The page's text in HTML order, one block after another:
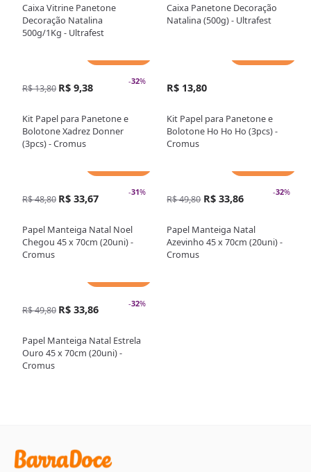
Caixa Vitrine Panetone
Decoração Natalina
500g/1Kg - Ultrafest
Caixa Panetone Decoração
Natalina (500g) - Ultrafest
-32%
R$ 13,80 R$ 9,38
Kit Papel para Panetone e
Bolotone Xadrez Donner
(3pcs) - Cromus
R$ 13,80
Kit Papel para Panetone e
Bolotone Ho Ho Ho (3pcs) -
Cromus
-31%
R$ 48,80 R$ 33,67
Papel Manteiga Natal Noel
Chegou 45 x 70cm (20uni) -
Cromus
-32%
R$ 49,80 R$ 33,86
Papel Manteiga Natal
Azevinho 45 x 70cm (20uni) -
Cromus
-32%
R$ 49,80 R$ 33,86
Papel Manteiga Natal Estrela
Ouro 45 x 70cm (20uni) -
Cromus